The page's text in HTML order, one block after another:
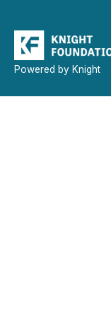
Powered by Knight